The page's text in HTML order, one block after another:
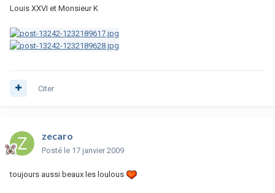
Louis XXVI et Monsieur K
Citer
zecaro
Posté le 17 janvier 2009
toujours aussi beaux les loulous